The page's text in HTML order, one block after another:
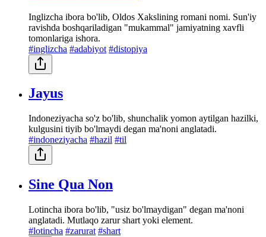
Inglizcha ibora bo'lib, Oldos Xakslining romani nomi. Sun'iy
ravishda boshqariladigan "mukammal" jamiyatning xavfli
tomonlariga ishora.
#inglizcha #adabiyot #distopiya
Jayus
Indoneziyacha so'z bo'lib, shunchalik yomon aytilgan hazilki,
kulgusini tiyib bo'lmaydi degan ma'noni anglatadi.
#indoneziyacha #hazil #til
Sine Qua Non
Lotincha ibora bo'lib, "usiz bo'lmaydigan" degan ma'noni
anglatadi. Mutlaqo zarur shart yoki element.
#lotincha #zarurat #shart